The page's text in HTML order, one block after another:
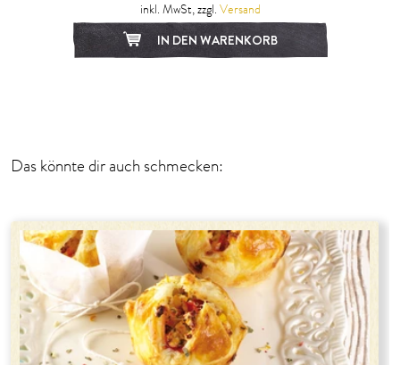
inkl. MwSt, zzgl. Versand
IN DEN WARENKORB
Das könnte dir auch schmecken: